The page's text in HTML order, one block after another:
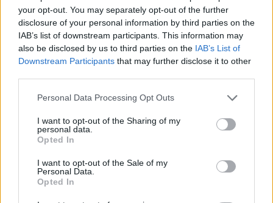
your opt-out. You may separately opt-out of the further
disclosure of your personal information by third parties on the
IAB’s list of downstream participants. This information may
also be disclosed by us to third parties on the IAB’s List of
Downstream Participants that may further disclose it to other
Personal Data Processing Opt Outs
I want to opt-out of the Sharing of my
personal data.
Opted In
I want to opt-out of the Sale of my
Personal Data.
Opted In
XXIV. évfolyam, 210.
szám, 2022.11.03.,
csütörtök
2022.11.03., csütörtök